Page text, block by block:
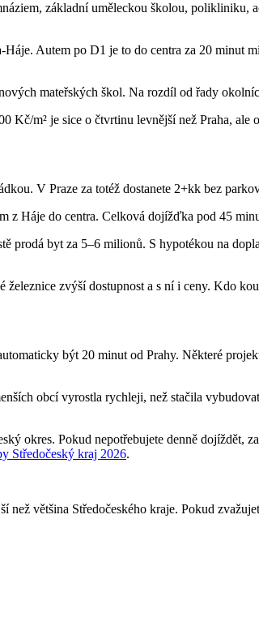
základní uměleckou školou, polikliniku,
Autem po D1 je to do centra za 20 minut
mateřských škol. Na rozdíl od řady
m² je sice o čtvrtinu levnější než Praha, ale
V Praze za totéž dostanete 2+kk bez
Háje do centra. Celková dojížďka pod 45
prodá byt za 5–6 milionů. S hypotékou na
zvýší dostupnost a s ní i ceny. Kdo
být 20 minut od Prahy. Některé
obcí vyrostla rychleji, než stačila
okres. Pokud nepotřebujete denně dojíždět,
Středočeský kraj 2026.
většina Středočeského kraje. Pokud